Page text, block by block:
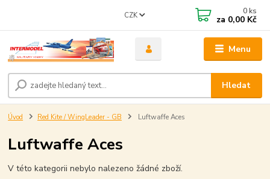
Menu
CZK
Hledat
0 ks
za 0,00 Kč
Úvod Red Kite / WingLeader - GB Luftwaffe Aces
Luftwaffe Aces
V této kategorii nebylo nalezeno žádné zboží.